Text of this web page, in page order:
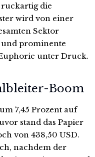
ruckartig die
wird von einer
Sektor
prominente
unter Druck.
Boom
7,45 Prozent auf
stand das Papier
von 438,50 USD.
nachdem der